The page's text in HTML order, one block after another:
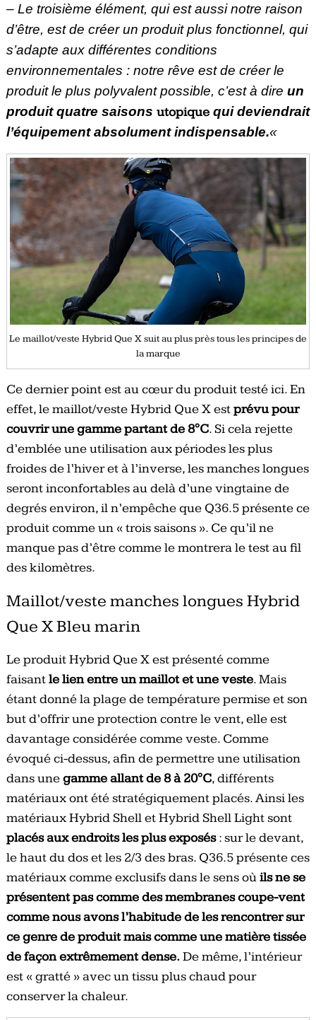
– Le troisième élément, qui est aussi notre raison
d’être, est de créer un produit plus fonctionnel, qui
s’adapte aux différentes conditions
environnementales : notre rêve est de créer le
produit le plus polyvalent possible, c’est à dire un
produit quatre saisons utopiquequi deviendrait
l’équipement absolument indispensable.«
Le maillot/veste Hybrid Que X suit au plus près tous les principes de
la marque
Ce dernier point est au cœur du produit testé ici. En
effet, le maillot/veste Hybrid Que X estprévu pour
couvrir une gamme partant de 8°C. Si cela rejette
d’emblée une utilisation aux périodes les plus
froides de l’hiver et à l’inverse, les manches longues
seront inconfortables au delà d’une vingtaine de
degrés environ, il n’empêche que Q36.5 présente ce
produit comme un « trois saisons ». Ce qu’il ne
manque pas d’être comme le montrera le test au fil
des kilomètres.
Maillot/veste manches longues Hybrid
Que X Bleu marin
Le produit Hybrid Que X est présenté comme
faisantle lien entre un maillot et une veste. Mais
étant donné la plage de température permise et son
but d’offrir une protection contre le vent, elle est
davantage considérée comme veste. Comme
évoqué ci-dessus, afin de permettre une utilisation
dans unegamme allant de 8 à 20°C, différents
matériaux ont été stratégiquement placés. Ainsi les
matériaux Hybrid Shell et Hybrid Shell Light sont
placés aux endroits les plus exposés: sur le devant,
le haut du dos et les 2/3 des bras. Q36.5 présente ces
matériaux comme exclusifs dans le sens oùils ne se
présentent pas comme des membranes coupe-vent
comme nous avons l’habitude de les rencontrer sur
ce genre de produit mais comme une matière tissée
de façon extrêmement dense.De même, l’intérieur
est « gratté » avec un tissu plus chaud pour
conserver la chaleur.